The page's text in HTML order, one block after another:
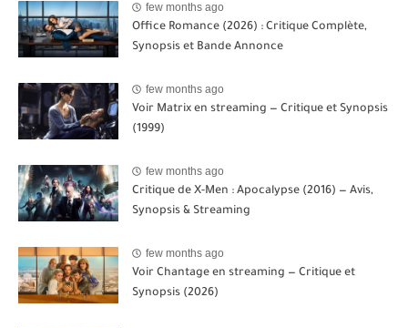
few months ago
Office Romance (2026) : Critique Complète,
Synopsis et Bande Annonce
few months ago
Voir Matrix en streaming — Critique et Synopsis
(1999)
few months ago
Critique de X-Men : Apocalypse (2016) — Avis,
Synopsis & Streaming
few months ago
Voir Chantage en streaming — Critique et
Synopsis (2026)